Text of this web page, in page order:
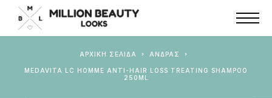
ΑΡΧΙΚΉ ΣΕΛΊΔΑ ΆΝΔΡΑΣ
MEDAVITA LC HOMME ANTI-HAIR LOSS TREATING SHAMPOO
250ML